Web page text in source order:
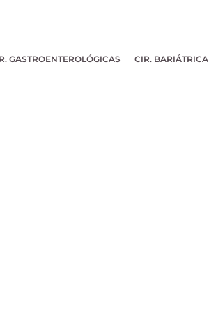
GASTROENTEROLÓGICAS CIR. BARIÁTRICA